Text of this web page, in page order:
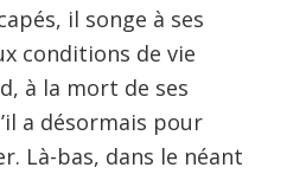
il songe à ses
conditions de vie
à la mort de ses
a désormais pour
Là-bas, dans le néant